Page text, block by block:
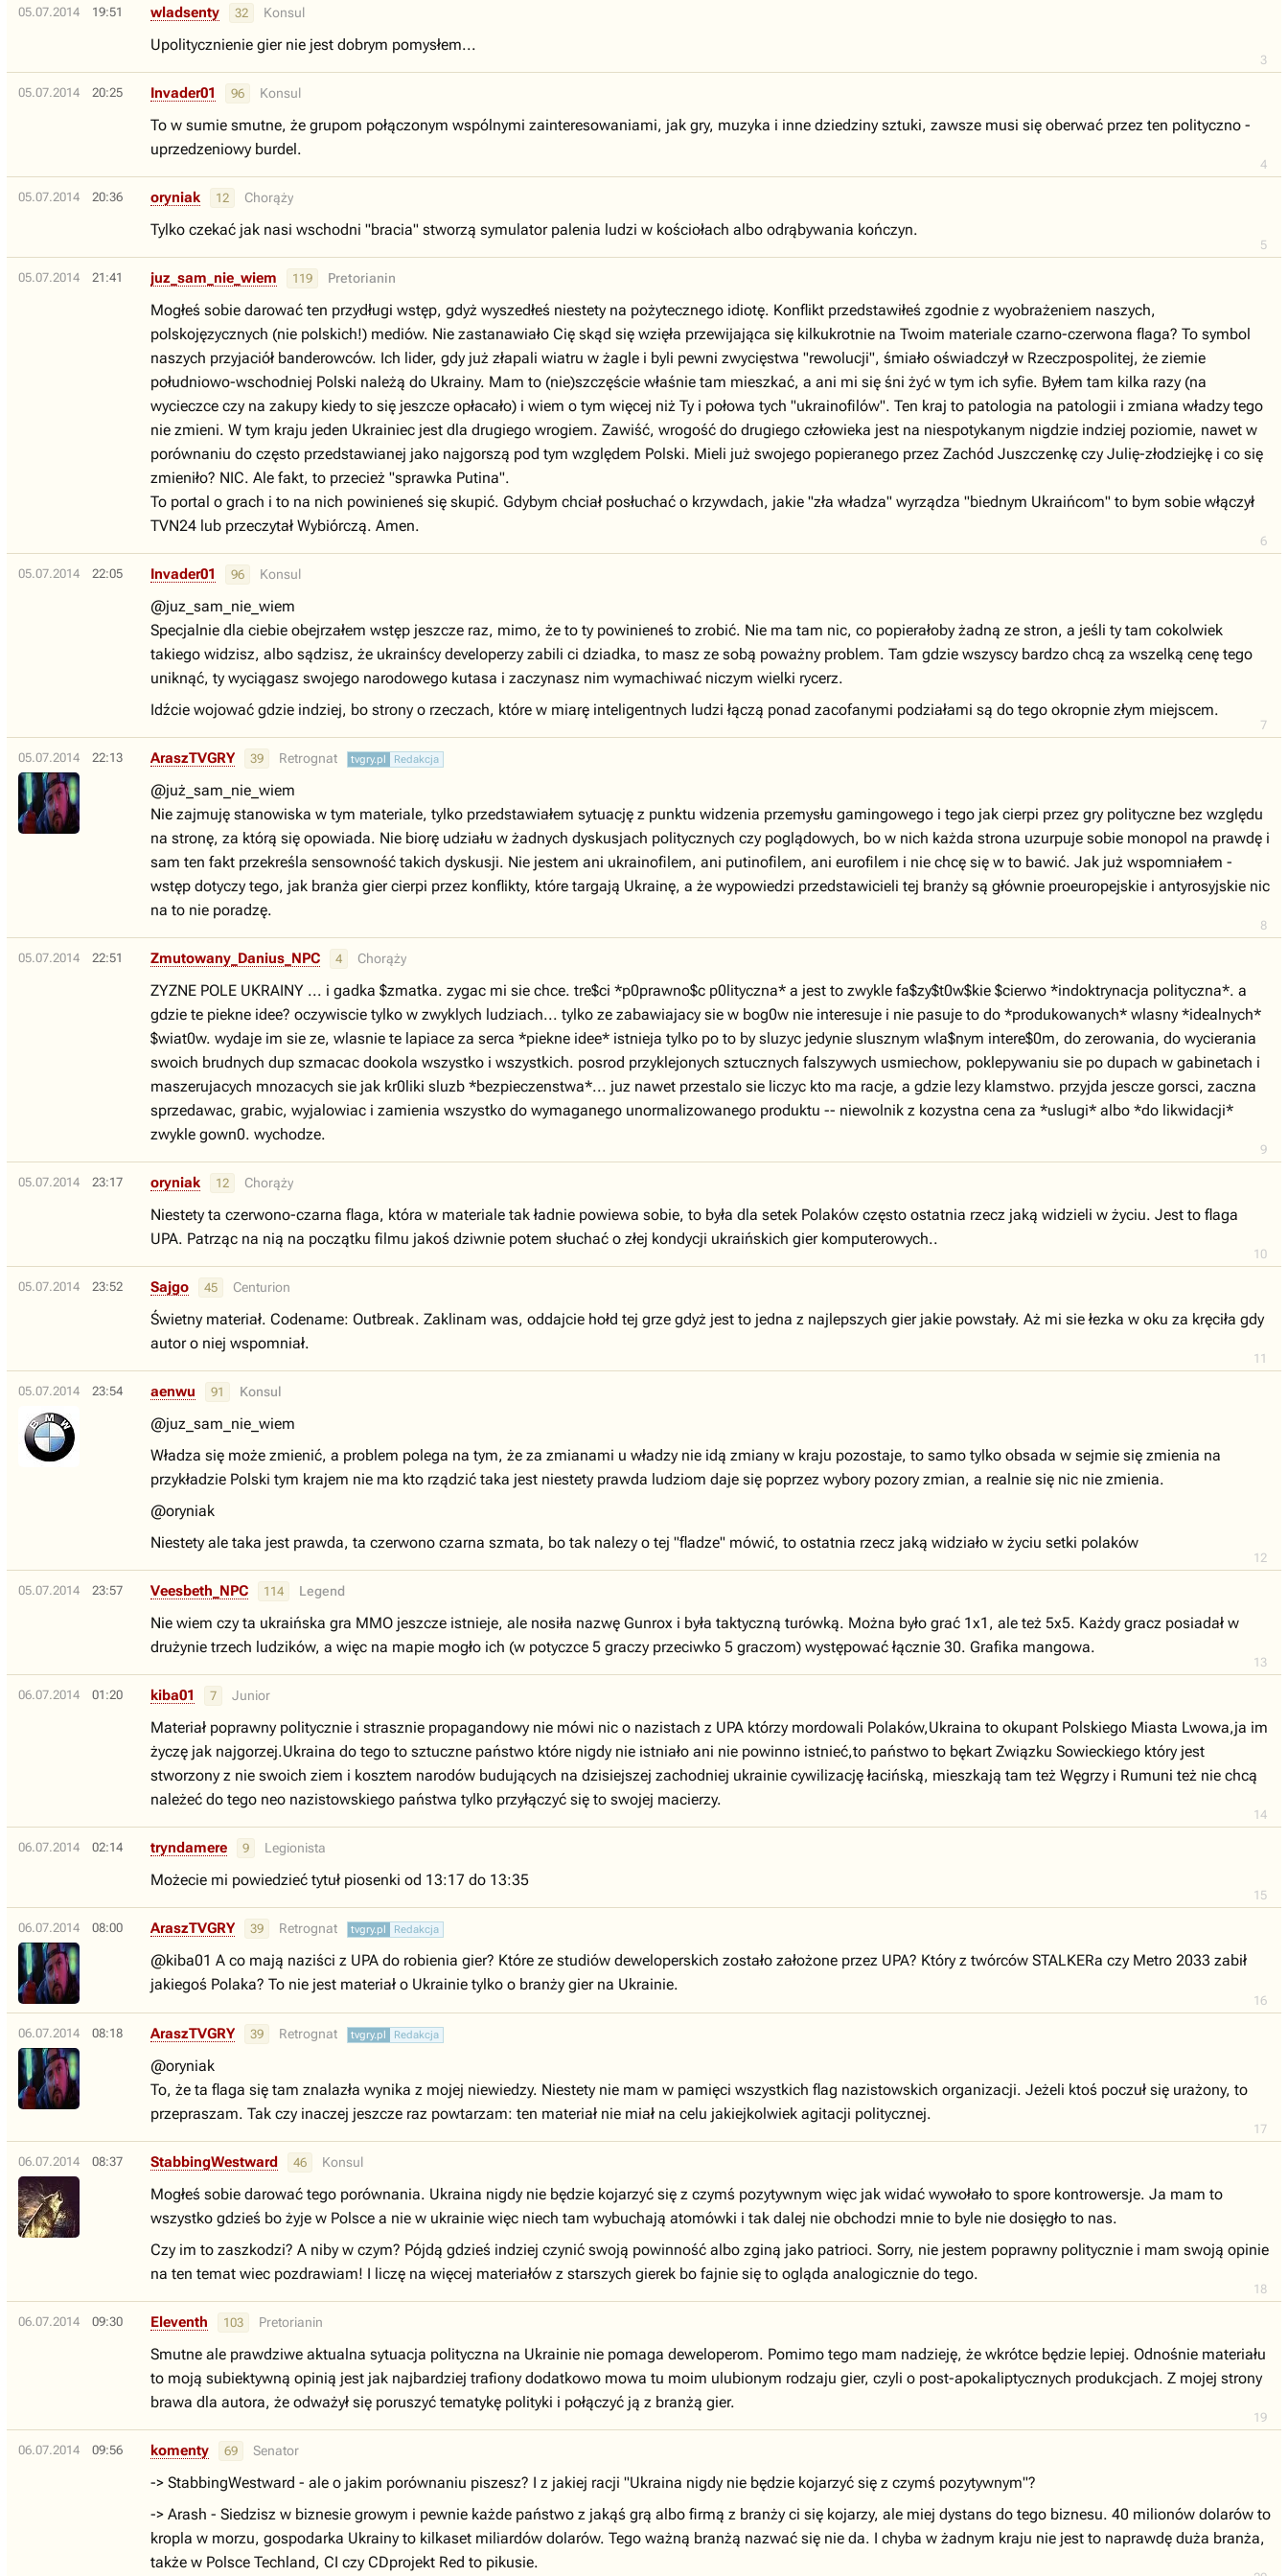
05.07.2014 19:51
3
wladsenty 32 Konsul
Upolitycznienie gier nie jest dobrym pomysłem...
05.07.2014 20:25
4
Invader01 96 Konsul
To w sumie smutne, że grupom połączonym wspólnymi zainteresowaniami, jak gry, muzyka i inne dziedziny sztuki, zawsze musi się oberwać przez ten polityczno -
uprzedzeniowy burdel.
05.07.2014 20:36
5
oryniak 12 Chorąży
Tylko czekać jak nasi wschodni "bracia" stworzą symulator palenia ludzi w kościołach albo odrąbywania kończyn.
05.07.2014 21:41
6
juz_sam_nie_wiem 119 Pretorianin
Mogłeś sobie darować ten przydługi wstęp, gdyż wyszedłeś niestety na pożytecznego idiotę. Konflikt przedstawiłeś zgodnie z wyobrażeniem naszych,
polskojęzycznych (nie polskich!) mediów. Nie zastanawiało Cię skąd się wzięła przewijająca się kilkukrotnie na Twoim materiale czarno-czerwona flaga? To symbol
naszych przyjaciół banderowców. Ich lider, gdy już złapali wiatru w żagle i byli pewni zwycięstwa "rewolucji", śmiało oświadczył w Rzeczpospolitej, że ziemie
południowo-wschodniej Polski należą do Ukrainy. Mam to (nie)szczęście właśnie tam mieszkać, a ani mi się śni żyć w tym ich syfie. Byłem tam kilka razy (na
wycieczce czy na zakupy kiedy to się jeszcze opłacało) i wiem o tym więcej niż Ty i połowa tych "ukrainofilów". Ten kraj to patologia na patologii i zmiana władzy tego
nie zmieni. W tym kraju jeden Ukrainiec jest dla drugiego wrogiem. Zawiść, wrogość do drugiego człowieka jest na niespotykanym nigdzie indziej poziomie, nawet w
porównaniu do często przedstawianej jako najgorszą pod tym względem Polski. Mieli już swojego popieranego przez Zachód Juszczenkę czy Julię-złodziejkę i co się
zmieniło? NIC. Ale fakt, to przecież "sprawka Putina".
To portal o grach i to na nich powinieneś się skupić. Gdybym chciał posłuchać o krzywdach, jakie "zła władza" wyrządza "biednym Ukraińcom" to bym sobie włączył
TVN24 lub przeczytał Wybiórczą. Amen.
05.07.2014 22:05
7
Invader01 96 Konsul
@juz_sam_nie_wiem
Specjalnie dla ciebie obejrzałem wstęp jeszcze raz, mimo, że to ty powinieneś to zrobić. Nie ma tam nic, co popierałoby żadną ze stron, a jeśli ty tam cokolwiek
takiego widzisz, albo sądzisz, że ukrainścy developerzy zabili ci dziadka, to masz ze sobą poważny problem. Tam gdzie wszyscy bardzo chcą za wszelką cenę tego
uniknąć, ty wyciągasz swojego narodowego kutasa i zaczynasz nim wymachiwać niczym wielki rycerz.
Idźcie wojować gdzie indziej, bo strony o rzeczach, które w miarę inteligentnych ludzi łączą ponad zacofanymi podziałami są do tego okropnie złym miejscem.
05.07.2014 22:13
8
AraszTVGRY 39 Retrognat tvgry.pl Redakcja
@już_sam_nie_wiem
Nie zajmuję stanowiska w tym materiale, tylko przedstawiałem sytuację z punktu widzenia przemysłu gamingowego i tego jak cierpi przez gry polityczne bez względu
na stronę, za którą się opowiada. Nie biorę udziału w żadnych dyskusjach politycznych czy poglądowych, bo w nich każda strona uzurpuje sobie monopol na prawdę i
sam ten fakt przekreśla sensowność takich dyskusji. Nie jestem ani ukrainofilem, ani putinofilem, ani eurofilem i nie chcę się w to bawić. Jak już wspomniałem -
wstęp dotyczy tego, jak branża gier cierpi przez konflikty, które targają Ukrainę, a że wypowiedzi przedstawicieli tej branży są głównie proeuropejskie i antyrosyjskie nic
na to nie poradzę.
05.07.2014 22:51
9
Zmutowany_Danius_NPC 4 Chorąży
ZYZNE POLE UKRAINY ... i gadka $zmatka. zygac mi sie chce. tre$ci *p0prawno$c p0lityczna* a jest to zwykle fa$zy$t0w$kie $cierwo *indoktrynacja polityczna*. a
gdzie te piekne idee? oczywiscie tylko w zwyklych ludziach... tylko ze zabawiajacy sie w bog0w nie interesuje i nie pasuje to do *produkowanych* wlasny *idealnych*
$wiat0w. wydaje im sie ze, wlasnie te lapiace za serca *piekne idee* istnieja tylko po to by sluzyc jedynie slusznym wla$nym intere$0m, do zerowania, do wycierania
swoich brudnych dup szmacac dookola wszystko i wszystkich. posrod przyklejonych sztucznych falszywych usmiechow, poklepywaniu sie po dupach w gabinetach i
maszerujacych mnozacych sie jak kr0liki sluzb *bezpieczenstwa*... juz nawet przestalo sie liczyc kto ma racje, a gdzie lezy klamstwo. przyjda jescze gorsci, zaczna
sprzedawac, grabic, wyjalowiac i zamienia wszystko do wymaganego unormalizowanego produktu -- niewolnik z kozystna cena za *uslugi* albo *do likwidacji*
zwykle gown0. wychodze.
05.07.2014 23:17
10
oryniak 12 Chorąży
Niestety ta czerwono-czarna flaga, która w materiale tak ładnie powiewa sobie, to była dla setek Polaków często ostatnia rzecz jaką widzieli w życiu. Jest to flaga
UPA. Patrząc na nią na początku filmu jakoś dziwnie potem słuchać o złej kondycji ukraińskich gier komputerowych..
05.07.2014 23:52
11
Sajgo 45 Centurion
Świetny materiał. Codename: Outbreak. Zaklinam was, oddajcie hołd tej grze gdyż jest to jedna z najlepszych gier jakie powstały. Aż mi sie łezka w oku za kręciła gdy
autor o niej wspomniał.
05.07.2014 23:54
12
aenwu 91 Konsul
@juz_sam_nie_wiem
Władza się może zmienić, a problem polega na tym, że za zmianami u władzy nie idą zmiany w kraju pozostaje, to samo tylko obsada w sejmie się zmienia na
przykładzie Polski tym krajem nie ma kto rządzić taka jest niestety prawda ludziom daje się poprzez wybory pozory zmian, a realnie się nic nie zmienia.
@oryniak
Niestety ale taka jest prawda, ta czerwono czarna szmata, bo tak nalezy o tej "fladze" mówić, to ostatnia rzecz jaką widziało w życiu setki polaków
05.07.2014 23:57
13
Veesbeth_NPC 114 Legend
Nie wiem czy ta ukraińska gra MMO jeszcze istnieje, ale nosiła nazwę Gunrox i była taktyczną turówką. Można było grać 1x1, ale też 5x5. Każdy gracz posiadał w
drużynie trzech ludzików, a więc na mapie mogło ich (w potyczce 5 graczy przeciwko 5 graczom) występować łącznie 30. Grafika mangowa.
06.07.2014 01:20
14
kiba01 7 Junior
Materiał poprawny politycznie i strasznie propagandowy nie mówi nic o nazistach z UPA którzy mordowali Polaków,Ukraina to okupant Polskiego Miasta Lwowa,ja im
życzę jak najgorzej.Ukraina do tego to sztuczne państwo które nigdy nie istniało ani nie powinno istnieć,to państwo to bękart Związku Sowieckiego który jest
stworzony z nie swoich ziem i kosztem narodów budujących na dzisiejszej zachodniej ukrainie cywilizację łacińską, mieszkają tam też Węgrzy i Rumuni też nie chcą
należeć do tego neo nazistowskiego państwa tylko przyłączyć się to swojej macierzy.
06.07.2014 02:14
15
tryndamere 9 Legionista
Możecie mi powiedzieć tytuł piosenki od 13:17 do 13:35
06.07.2014 08:00
16
AraszTVGRY 39 Retrognat tvgry.pl Redakcja
@kiba01 A co mają naziści z UPA do robienia gier? Które ze studiów deweloperskich zostało założone przez UPA? Który z twórców STALKERa czy Metro 2033 zabił
jakiegoś Polaka? To nie jest materiał o Ukrainie tylko o branży gier na Ukrainie.
06.07.2014 08:18
17
AraszTVGRY 39 Retrognat tvgry.pl Redakcja
@oryniak
To, że ta flaga się tam znalazła wynika z mojej niewiedzy. Niestety nie mam w pamięci wszystkich flag nazistowskich organizacji. Jeżeli ktoś poczuł się urażony, to
przepraszam. Tak czy inaczej jeszcze raz powtarzam: ten materiał nie miał na celu jakiejkolwiek agitacji politycznej.
06.07.2014 08:37
18
StabbingWestward 46 Konsul
Mogłeś sobie darować tego porównania. Ukraina nigdy nie będzie kojarzyć się z czymś pozytywnym więc jak widać wywołało to spore kontrowersje. Ja mam to
wszystko gdzieś bo żyje w Polsce a nie w ukrainie więc niech tam wybuchają atomówki i tak dalej nie obchodzi mnie to byle nie dosięgło to nas.
Czy im to zaszkodzi? A niby w czym? Pójdą gdzieś indziej czynić swoją powinność albo zginą jako patrioci. Sorry, nie jestem poprawny politycznie i mam swoją opinie
na ten temat wiec pozdrawiam! I liczę na więcej materiałów z starszych gierek bo fajnie się to ogląda analogicznie do tego.
06.07.2014 09:30
19
Eleventh 103 Pretorianin
Smutne ale prawdziwe aktualna sytuacja polityczna na Ukrainie nie pomaga deweloperom. Pomimo tego mam nadzieję, że wkrótce będzie lepiej. Odnośnie materiału
to moją subiektywną opinią jest jak najbardziej trafiony dodatkowo mowa tu moim ulubionym rodzaju gier, czyli o post-apokaliptycznych produkcjach. Z mojej strony
brawa dla autora, że odważył się poruszyć tematykę polityki i połączyć ją z branżą gier.
06.07.2014 09:56 komenty 69 Senator
-> StabbingWestward - ale o jakim porównaniu piszesz? I z jakiej racji "Ukraina nigdy nie będzie kojarzyć się z czymś pozytywnym"?
-> Arash - Siedzisz w biznesie growym i pewnie każde państwo z jakąś grą albo firmą z branży ci się kojarzy, ale miej dystans do tego biznesu. 40 milionów dolarów to
kropla w morzu, gospodarka Ukrainy to kilkaset miliardów dolarów. Tego ważną branżą nazwać się nie da. I chyba w żadnym kraju nie jest to naprawdę duża branża,
także w Polsce Techland, CI czy CDprojekt Red to pikusie.